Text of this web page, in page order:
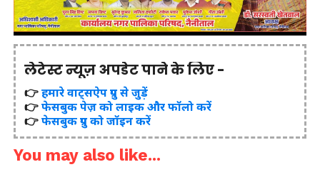
लेटेस्ट न्यूज़ अपडेट पाने के लिए -
👉हमारे वाट्सऐप ग्रुप से जुड़ें
👉फेसबुक पेज़ को लाइक और फॉलो करें
👉फेसबुक ग्रुप को जॉइन करें
You may also like...